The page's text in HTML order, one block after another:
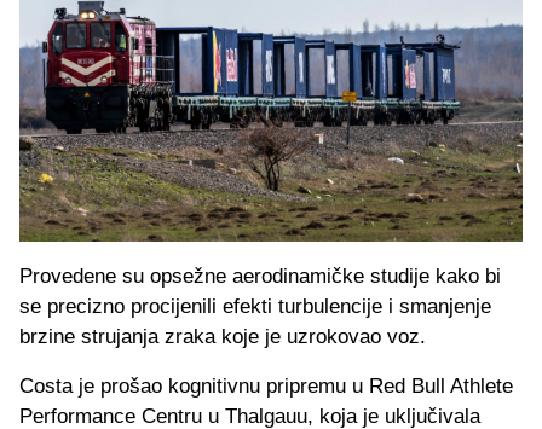
Provedene su opsežne aerodinamičke studije kako bi
se precizno procijenili efekti turbulencije i smanjenje
brzine strujanja zraka koje je uzrokovao voz.
Costa je prošao kognitivnu pripremu u Red Bull Athlete
Performance Centru u Thalgauu, koja je uključivala